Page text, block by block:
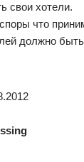
свои хотели.
что
должно